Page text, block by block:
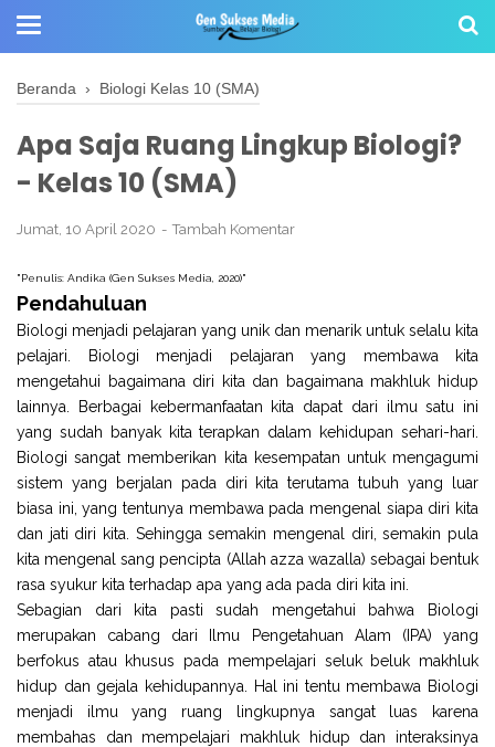
Beranda › Biologi Kelas 10 (SMA)
Apa Saja Ruang Lingkup Biologi?
- Kelas 10 (SMA)
Jumat, 10 April 2020 Tambah Komentar
"Penulis: Andika (Gen Sukses Media, 2020)"
Pendahuluan
Biologi menjadi pelajaran yang unik dan menarik untuk selalu kita
pelajari. Biologi menjadi pelajaran yang membawa kita
mengetahui bagaimana diri kita dan bagaimana makhluk hidup
lainnya. Berbagai kebermanfaatan kita dapat dari ilmu satu ini
yang sudah banyak kita terapkan dalam kehidupan sehari-hari.
Biologi sangat memberikan kita kesempatan untuk mengagumi
sistem yang berjalan pada diri kita terutama tubuh yang luar
biasa ini, yang tentunya membawa pada mengenal siapa diri kita
dan jati diri kita. Sehingga semakin mengenal diri, semakin pula
kita mengenal sang pencipta (Allah azza wazalla) sebagai bentuk
rasa syukur kita terhadap apa yang ada pada diri kita ini.
Sebagian dari kita pasti sudah mengetahui bahwa Biologi
merupakan cabang dari Ilmu Pengetahuan Alam (IPA) yang
berfokus atau khusus pada mempelajari seluk beluk makhluk
hidup dan gejala kehidupannya. Hal ini tentu membawa Biologi
menjadi ilmu yang ruang lingkupnya sangat luas karena
membahas dan mempelajari makhluk hidup dan interaksinya